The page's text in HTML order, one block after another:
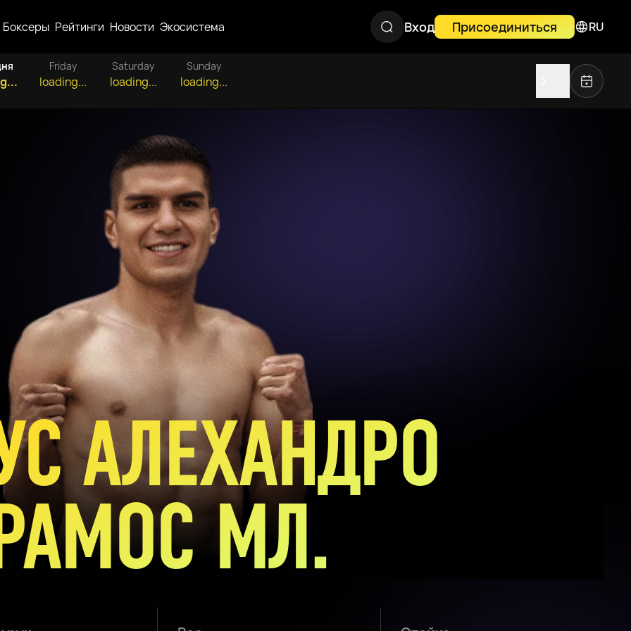
Боксеры Рейтинги Новости Экосистема Вход Присоединиться RU
Friday
loading...
Saturday
loading...
Sunday
loading...
АЛЕХАНДРО
МЛ.